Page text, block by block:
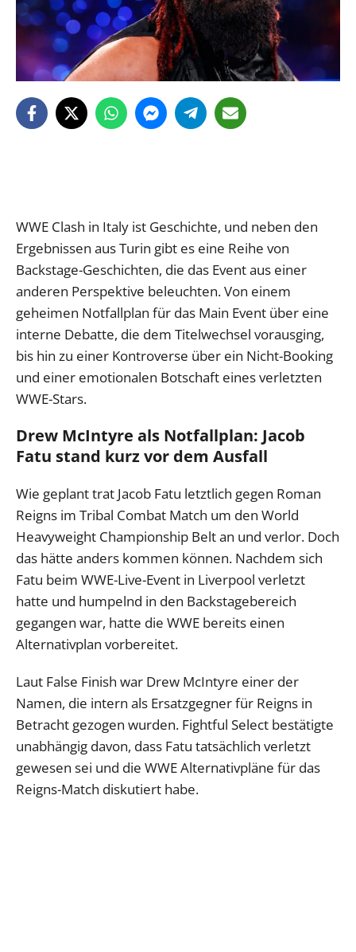
WWE Clash in Italy ist Geschichte, und neben den
Ergebnissen aus Turin gibt es eine Reihe von
Backstage-Geschichten, die das Event aus einer
anderen Perspektive beleuchten. Von einem
geheimen Notfallplan für das Main Event über eine
interne Debatte, die dem Titelwechsel vorausging,
bis hin zu einer Kontroverse über ein Nicht-Booking
und einer emotionalen Botschaft eines verletzten
WWE-Stars.
Drew McIntyre als Notfallplan: Jacob
Fatu stand kurz vor dem Ausfall
Wie geplant trat Jacob Fatu letztlich gegen Roman
Reigns im Tribal Combat Match um den World
Heavyweight Championship Belt an und verlor. Doch
das hätte anders kommen können. Nachdem sich
Fatu beim WWE-Live-Event in Liverpool verletzt
hatte und humpelnd in den Backstagebereich
gegangen war, hatte die WWE bereits einen
Alternativplan vorbereitet.
Laut False Finish war Drew McIntyre einer der
Namen, die intern als Ersatzgegner für Reigns in
Betracht gezogen wurden. Fightful Select bestätigte
unabhängig davon, dass Fatu tatsächlich verletzt
gewesen sei und die WWE Alternativpläne für das
Reigns-Match diskutiert habe.